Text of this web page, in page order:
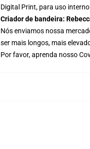
Digital Print, para uso
Criador de bandeira:
Nós enviamos nossa
ser mais longos, mais
Por favor, aprenda nosso